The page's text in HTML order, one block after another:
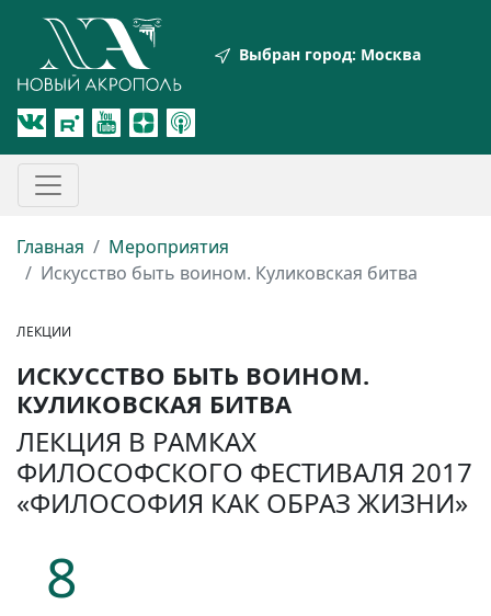
Выбран город: Москва
Главная
Мероприятия
Искусство быть воином. Куликовская битва
ЛЕКЦИИ
ИСКУССТВО БЫТЬ ВОИНОМ.
КУЛИКОВСКАЯ БИТВА
ЛЕКЦИЯ В РАМКАХ
ФИЛОСОФСКОГО ФЕСТИВАЛЯ 2017
«ФИЛОСОФИЯ КАК ОБРАЗ ЖИЗНИ»
8